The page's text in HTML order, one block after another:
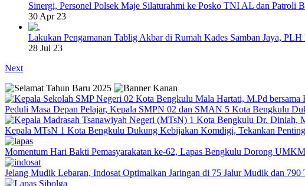
Sinergi, Personel Polsek Maje Silaturahmi ke Posko TNI AL dan Patroli
30 Apr 23
Lakukan Pengamanan Tablig Akbar di Rumah Kades Samban Jaya,
28 Jul 23
Next
Peduli Masa Depan Pelajar, Kepala SMPN 02 dan SMAN 5 Kota Bengkulu
Kepala MTsN 1 Kota Bengkulu Dukung Kebijakan Komdigi, Tekankan
Momentum Hari Bakti Pemasyarakatan ke-62, Lapas Bengkulu Dorong
Jelang Mudik Lebaran, Indosat Optimalkan Jaringan di 75 Jalur Mudik dan 790